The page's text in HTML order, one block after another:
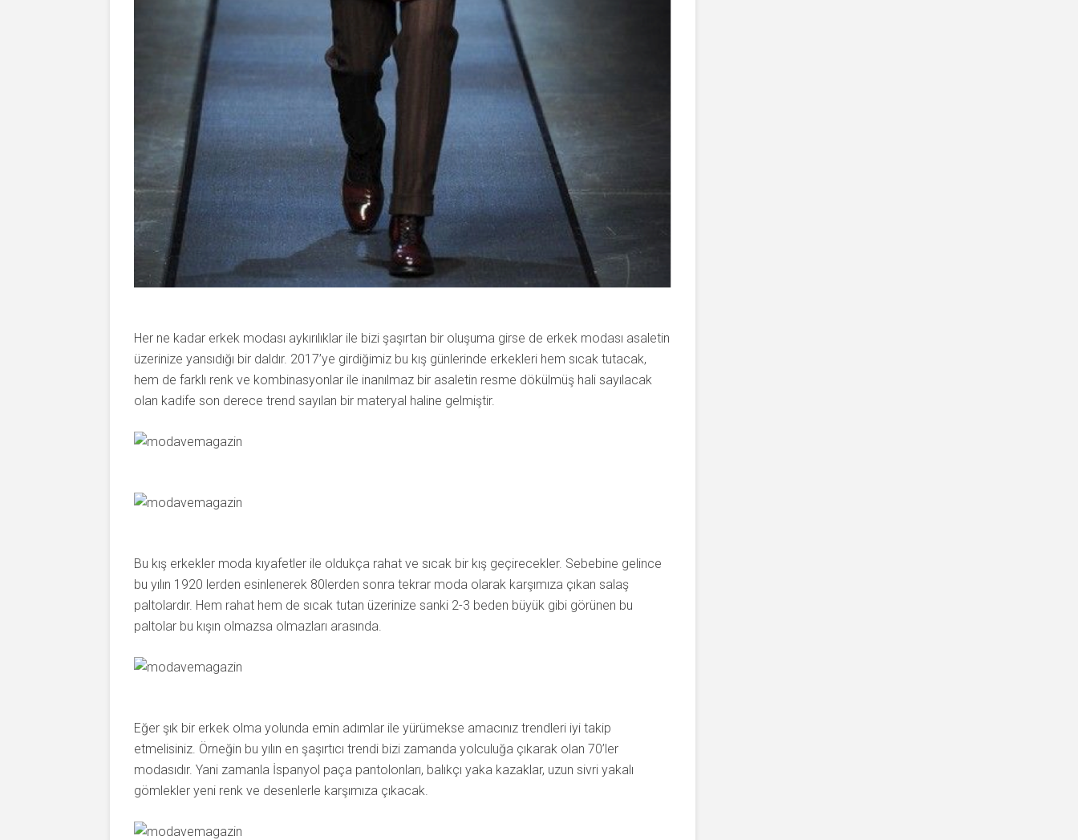
Her ne kadar erkek modası aykırılıklar ile bizi şaşırtan bir oluşuma girse de erkek modası asaletin
üzerinize yansıdığı bir daldır. 2017’ye girdiğimiz bu kış günlerinde erkekleri hem sıcak tutacak,
hem de farklı renk ve kombinasyonlar ile inanılmaz bir asaletin resme dökülmüş hali sayılacak
olan kadife son derece trend sayılan bir materyal haline gelmiştir.
Bu kış erkekler moda kıyafetler ile oldukça rahat ve sıcak bir kış geçirecekler. Sebebine gelince
bu yılın 1920 lerden esinlenerek 80lerden sonra tekrar moda olarak karşımıza çıkan salaş
paltolardır. Hem rahat hem de sıcak tutan üzerinize sanki 2-3 beden büyük gibi görünen bu
paltolar bu kışın olmazsa olmazları arasında.
Eğer şık bir erkek olma yolunda emin adımlar ile yürümekse amacınız trendleri iyi takip
etmelisiniz. Örneğin bu yılın en şaşırtıcı trendi bizi zamanda yolculuğa çıkarak olan 70’ler
modasıdır. Yani zamanla İspanyol paça pantolonları, balıkçı yaka kazaklar, uzun sivri yakalı
gömlekler yeni renk ve desenlerle karşımıza çıkacak.